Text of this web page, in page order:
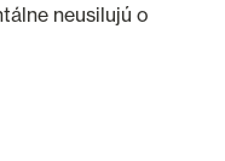
neusilujú o